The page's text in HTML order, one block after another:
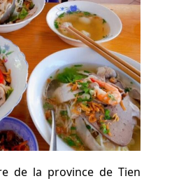
de la province de Tien